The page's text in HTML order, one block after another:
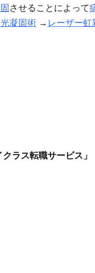
させることによって
凝固術 → レーザー虹
ラス転職サービス」